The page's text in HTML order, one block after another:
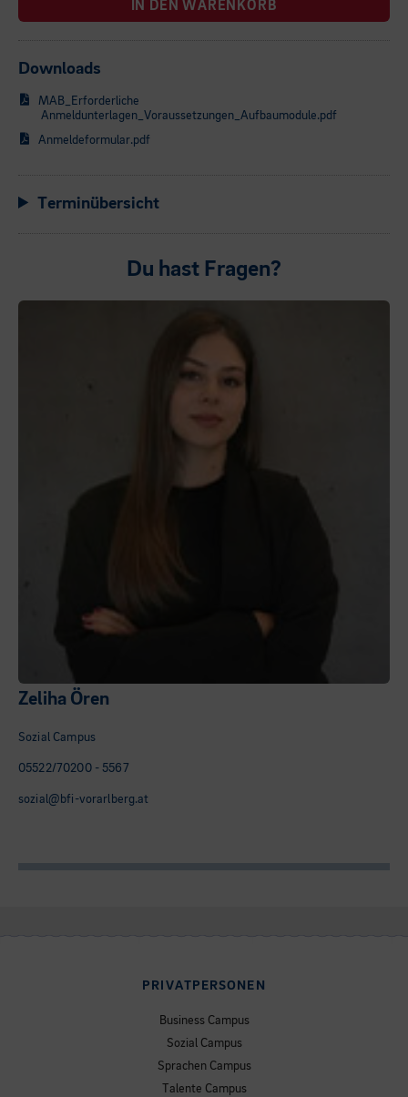
IN DEN WARENKORB
Downloads
MAB_Erforderliche
Anmeldunterlagen_Voraussetzungen_Aufbaumodule.pdf
Anmeldeformular.pdf
Terminübersicht
Du hast Fragen?
Zeliha Ören
Sozial Campus
05522/70200 - 5567
sozial@bfi-vorarlberg.at
PRIVATPERSONEN
Business Campus
Sozial Campus
Sprachen Campus
Talente Campus